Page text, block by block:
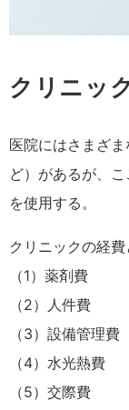
クリニッ
医院にはさまざ
ど）があるが、
を使用する。
クリニックの経費
（1）薬剤費
（2）人件費
（3）設備管理費
（4）水光熱費
（5）交際費